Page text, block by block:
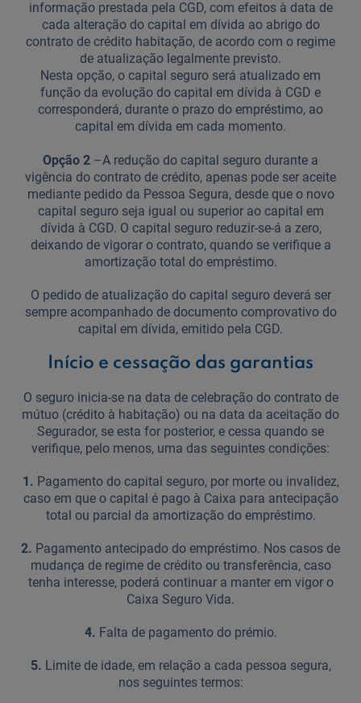
informação prestada pela CGD, com efeitos à data de
cada alteração do capital em dívida ao abrigo do
contrato de crédito habitação, de acordo com o regime
de atualização legalmente previsto.
Nesta opção, o capital seguro será atualizado em
função da evolução do capital em dívida à CGD e
corresponderá, durante o prazo do empréstimo, ao
capital em dívida em cada momento.
Opção 2 –A redução do capital seguro durante a
vigência do contrato de crédito, apenas pode ser aceite
mediante pedido da Pessoa Segura, desde que o novo
capital seguro seja igual ou superior ao capital em
dívida à CGD. O capital seguro reduzir-se-á a zero,
deixando de vigorar o contrato, quando se verifique a
amortização total do empréstimo.
O pedido de atualização do capital seguro deverá ser
sempre acompanhado de documento comprovativo do
capital em dívida, emitido pela CGD.
Início e cessação das garantias
O seguro inicia-se na data de celebração do contrato de
mútuo (crédito à habitação) ou na data da aceitação do
Segurador, se esta for posterior, e cessa quando se
verifique, pelo menos, uma das seguintes condições:
1. Pagamento do capital seguro, por morte ou invalidez,
caso em que o capital é pago à Caixa para antecipação
total ou parcial da amortização do empréstimo.
2. Pagamento antecipado do empréstimo. Nos casos de
mudança de regime de crédito ou transferência, caso
tenha interesse, poderá continuar a manter em vigor o
Caixa Seguro Vida.
4. Falta de pagamento do prémio.
5. Limite de idade, em relação a cada pessoa segura,
nos seguintes termos: